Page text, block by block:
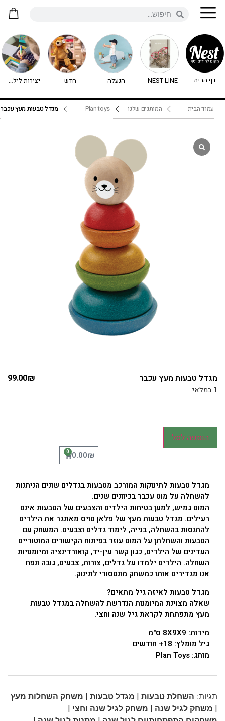
דף הבית NEST LINE הנעלה חדש יצירות לילדים - יצירה לילדים
עמוד הבית המותגים שלנו Plan toys מגדל טבעות מעץ עכבר
מגדל טבעות מעץ עכבר 99.00₪
1 במלאי
הוספה לסל
0.00₪
0
מגדל טבעות לתינוקות המורכב מטבעות בגדלים שונים הניתנות
להשחלה על מוט עכבר בכיוונים שנים.
המוט גמיש, למען בטיחות הילדים והצבעים של הטבעות אינם
רעילים. מגדל טבעות מעץ של פלאן טויס מאתגר את הילדים
להתנסות בהשחלה, בנייה, לימוד גדלים וצבעים. המשחק עם
הטבעות והשחלתן על המוט עוזר בפיתוח הקישורים המוטוריים
העדינים של הילדים, כגון קשר עין-יד, קואורדינציה ומיומנויות
השחלה. הילדים ילמדו על גדלים, צורות, צבעים, גובה ונפח
אנו מגדירים אותו כמשחק מונטסורי לתינוק.
מגדל טבעות לאיזה גיל מתאים?
שאלה מצוינת המיומנות הנדרשת להשחלה במגדל טבעות
מעץ מתפתחת לקראת גיל שנה וחצי.
מידות: 8X9X9 ס"מ
גיל מומלץ: 18+ חודשים
מותג: Plan Toys
תגיות: השחלת טבעות | מגדל טבעות | משחק השחלות מעץ
| משחק לגיל שנה | משחק לגיל שנה וחצי |